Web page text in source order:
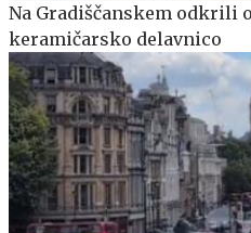
Na Gradiščanskem odkrili
keramičarsko delavnico